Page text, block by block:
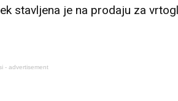
stavljena je na prodaju za
- advertisement